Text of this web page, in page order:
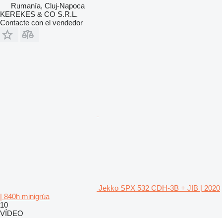
Rumanía, Cluj-Napoca
KEREKES & CO S.R.L.
Contacte con el vendedor
Jekko SPX 532 CDH-3B + JIB | 2020
| 840h minigrúa
10
VÍDEO